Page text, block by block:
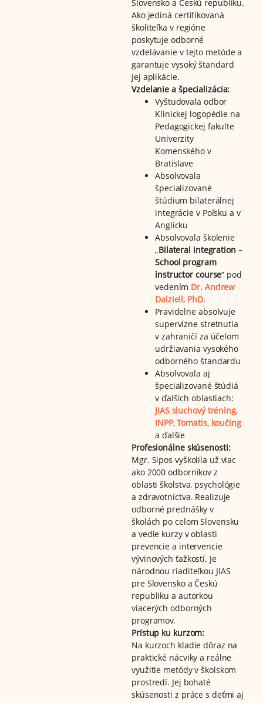
Slovensko a Českú republiku.
Ako jediná certifikovaná
školiteľka v regióne
poskytuje odborné
vzdelávanie v tejto metóde a
garantuje vysoký štandard
jej aplikácie.
Vzdelanie a špecializácia:
Vyštudovala odbor
Klinickej logopédie na
Pedagogickej fakulte
Univerzity
Komenského v
Bratislave
Absolvovala
špecializované
štúdium bilaterálnej
integrácie v Poľsku a v
Anglicku
Absolvovala školenie
„Bilateral integration –
School program
instructor course“ pod
vedením Dr. Andrew
Dalziell, PhD.
Pravidelne absolvuje
supervízne stretnutia
v zahraničí za účelom
udržiavania vysokého
odborného štandardu
Absolvovala aj
špecializované štúdiá
v ďalších oblastiach:
JIAS sluchový tréning,
INPP,Tomatis, koučing
a ďalšie
Profesionálne skúsenosti:
Mgr. Sipos vyškolila už viac
ako 2000 odborníkov z
oblasti školstva, psychológie
a zdravotníctva. Realizuje
odborné prednášky v
školách po celom Slovensku
a vedie kurzy v oblasti
prevencie a intervencie
vývinových ťažkostí. Je
národnou riaditeľkou JIAS
pre Slovensko a Českú
republiku a autorkou
viacerých odborných
programov.
Prístup ku kurzom:
Na kurzoch kladie dôraz na
praktické nácviky a reálne
využitie metódy v školskom
prostredí. Jej bohaté
skúsenosti z práce s deťmi aj